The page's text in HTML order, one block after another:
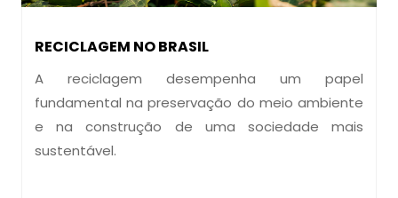
RECICLAGEM NO BRASIL
A reciclagem desempenha um papel
fundamental na preservação do meio ambiente
e na construção de uma sociedade mais
sustentável.